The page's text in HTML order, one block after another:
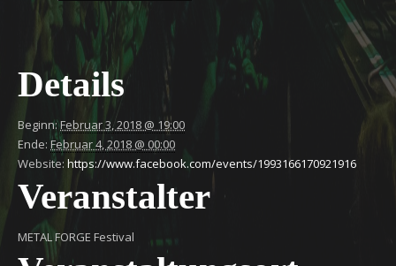
Details
Beginn:Februar 3, 2018 @ 19:00
Ende: Februar 4, 2018 @ 00:00
Website: https://www.facebook.com/events/1993166170921916
Veranstalter
METAL FORGE Festival